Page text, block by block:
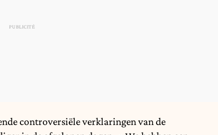
controversiële verklaringen van de